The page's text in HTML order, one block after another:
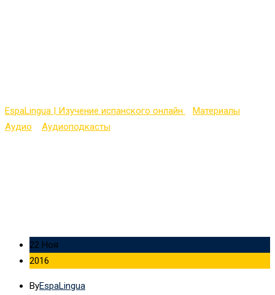
EspaLingua | Изучение испанского онлайн Материалы
Аудио
Аудиоподкасты
22 Ноя
2016
ByEspaLingua